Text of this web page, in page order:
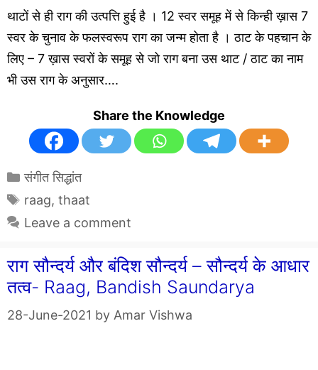
थाटों से ही राग की उत्पत्ति हुई है । 12 स्वर समूह में से किन्ही ख़ास 7
स्वर के चुनाव के फलस्वरूप राग का जन्म होता है । ठाट के पहचान के
लिए – 7 ख़ास स्वरों के समूह से जो राग बना उस थाट / ठाट का नाम
भी उस राग के अनुसार….
Share the Knowledge
Categories
संगीत सिद्धांत
Tags
raag, thaat
Leave a comment
राग सौन्दर्य और बंदिश सौन्दर्य – सौन्दर्य के आधार
तत्व- Raag, Bandish Saundarya
28-June-2021 by Amar Vishwa